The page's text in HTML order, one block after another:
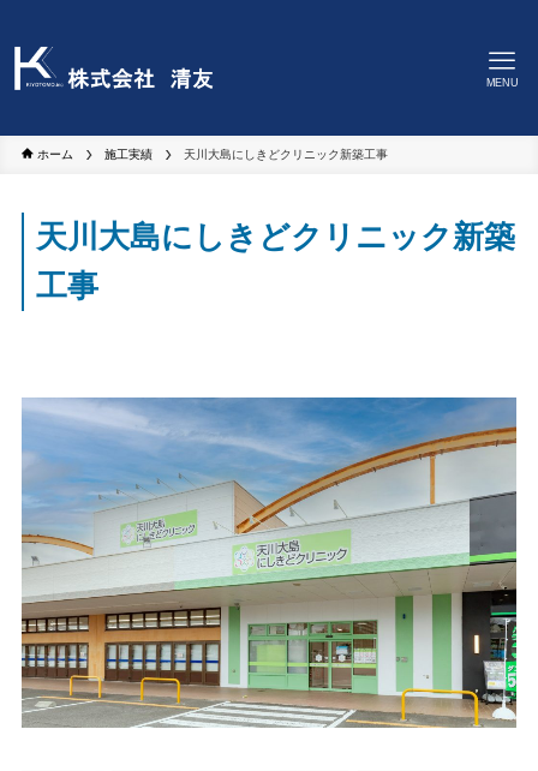
MENU
ホーム 施工実績 天川大島にしきどクリニック新築工事
天川大島にしきどクリニック新築
工事